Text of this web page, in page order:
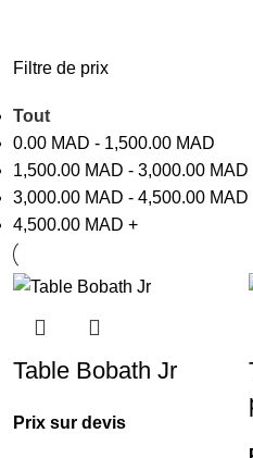
Filtre de prix
Tout
0.00 MAD - 1,500.00 MAD
1,500.00 MAD - 3,000.00 MAD
3,000.00 MAD - 4,500.00 MAD
4,500.00 MAD +
Table Bobath Jr
Prix sur devis